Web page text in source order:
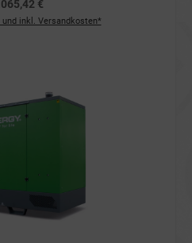
€
inkl. Versandkosten*